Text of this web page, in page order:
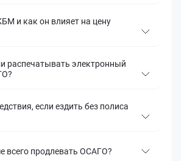
и как он влияет на цену
распечатывать электронный
если ездить без полиса
всего продлевать ОСАГО?